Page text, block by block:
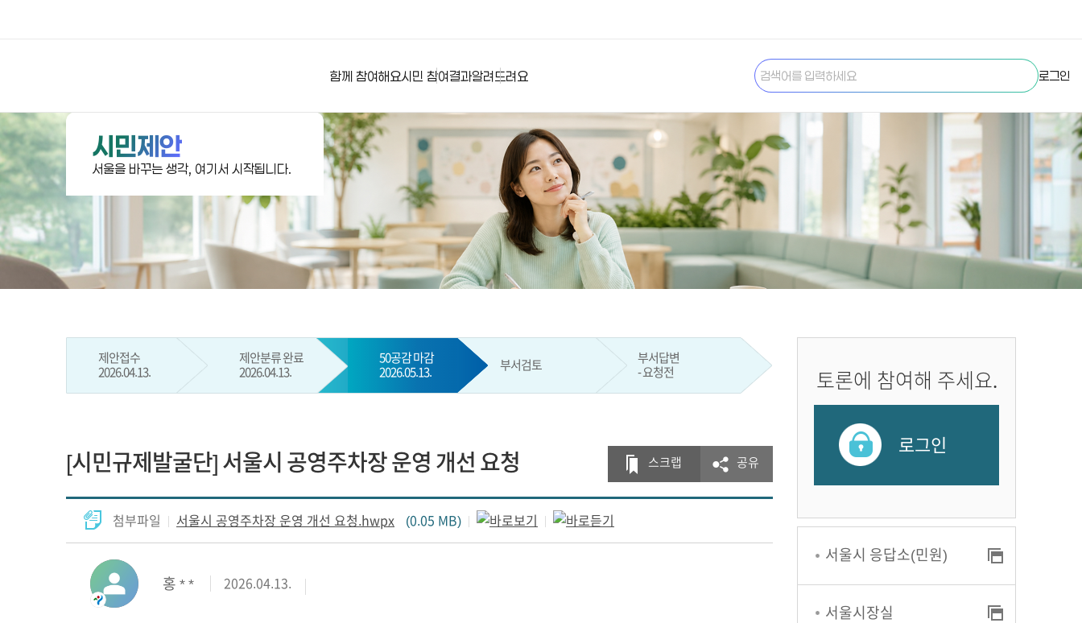
함께 참여해요시민 참여결과알려드려요 로그인
시민제안
서울을 바꾸는 생각, 여기서 시작됩니다.
제안접수
2026.04.13.
제안분류 완료
2026.04.13.
50공감 마감
2026.05.13.
부서검토
부서답변
- 요청전
[시민규제발굴단] 서울시 공영주차장 운영 개선 요청 스크랩 공유
첨부파일 서울시 공영주차장 운영 개선 요청.hwpx (0.05 MB)
홍 * * 2026.04.13.
토론에 참여해 주세요.
로그인
서울시 응답소(민원)
서울시장실